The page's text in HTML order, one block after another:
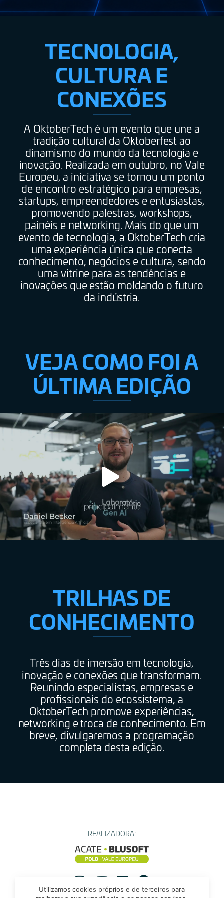
TECNOLOGIA,
CULTURA E
CONEXÕES
A OktoberTech é um evento que une a
tradição cultural da Oktoberfest ao
dinamismo do mundo da tecnologia e
inovação. Realizada em outubro, no Vale
Europeu, a iniciativa se tornou um ponto
de encontro estratégico para empresas,
startups, empreendedores e entusiastas,
promovendo palestras, workshops,
painéis e networking. Mais do que um
evento de tecnologia, a OktoberTech cria
uma experiência única que conecta
conhecimento, negócios e cultura, sendo
uma vitrine para as tendências e
inovações que estão moldando o futuro
da indústria.
VEJA COMO FOI A
ÚLTIMA EDIÇÃO
TRILHAS DE
CONHECIMENTO
Três dias de imersão em tecnologia,
inovação e conexões que transformam.
Reunindo especialistas, empresas e
profissionais do ecossistema, a
OktoberTech promove experiências,
networking e troca de conhecimento. Em
breve, divulgaremos a programação
completa desta edição.
REALIZADORA:
InstagramYouTubeInstagramFacebook
Utilizamos cookies próprios e de terceiros para